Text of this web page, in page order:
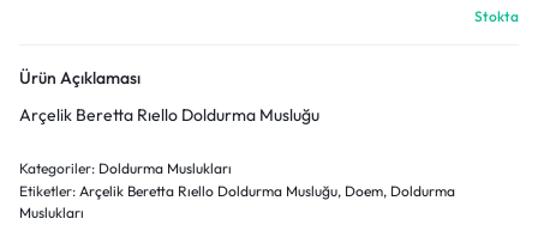
Stokta
Ürün Açıklaması
Arçelik Beretta Rıello Doldurma Musluğu
Kategoriler: Doldurma Muslukları
Etiketler: Arçelik Beretta Rıello Doldurma Musluğu, Doem, Doldurma
Muslukları